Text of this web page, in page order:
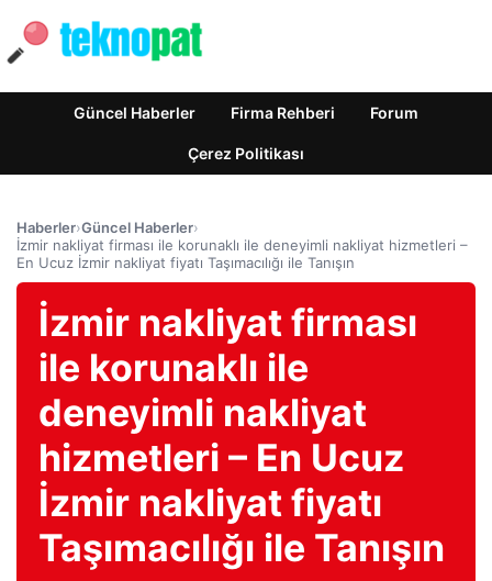
Güncel Haberler Firma Rehberi Forum
Çerez Politikası
Haberler›Güncel Haberler›
İzmir nakliyat firması ile korunaklı ile deneyimli nakliyat hizmetleri –
En Ucuz İzmir nakliyat fiyatı Taşımacılığı ile Tanışın
İzmir nakliyat firması
ile korunaklı ile
deneyimli nakliyat
hizmetleri – En Ucuz
İzmir nakliyat fiyatı
Taşımacılığı ile Tanışın